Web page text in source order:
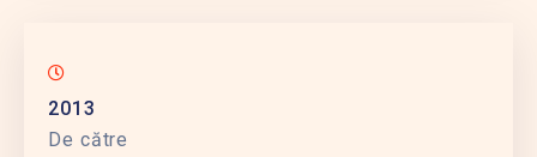
2013
De către